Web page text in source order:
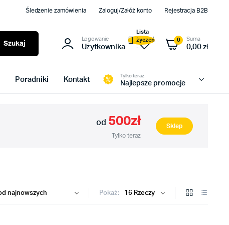
Śledzenie zamówienia Zaloguj/Załóż konto Rejestracja B2B
Szukaj
Logowanie
Użytkownika
Lista
życzeń
-
0 Suma
0,00zł
Poradniki Kontakt
Tylko teraz
Najlepsze promocje
od 500zł
Tylko teraz
Sklep
Pokaż: